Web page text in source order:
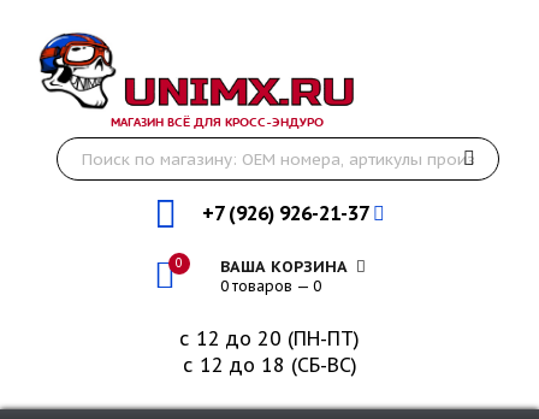
МАГАЗИН ВСЁ ДЛЯ КРОСС-ЭНДУРО
+7 (926) 926-21-37
0 ВАША КОРЗИНА
0 товаров — 0
с 12 до 20 (ПН-ПТ)
с 12 до 18 (СБ-ВС)